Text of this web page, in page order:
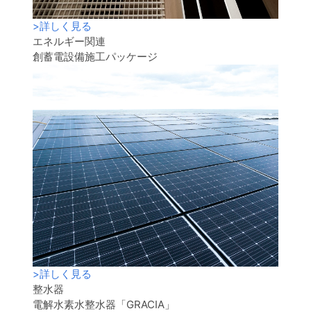
>詳しく見る
エネルギー関連
創蓄電設備施工パッケージ
>詳しく見る
整水器
電解水素水整水器「GRACIA」